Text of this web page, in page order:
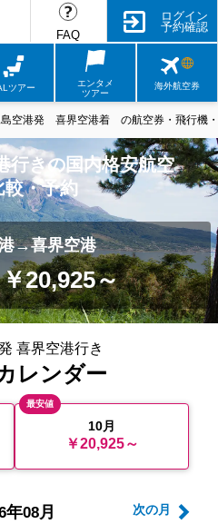
FAQ
ログイン
予約確認
ツアー
エンタメ
ツアー
海外航空券
島空港発 喜界空港着 の航空券・飛行機
行きの国内格安航空
・予約
→喜界空港
￥20,925～
喜界空港行き
レンダー
最安値
10月
￥20,925～
次の月
年08月